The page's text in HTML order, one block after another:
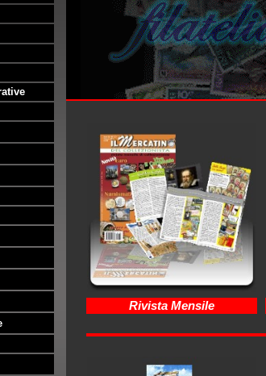
Rivista Mensile